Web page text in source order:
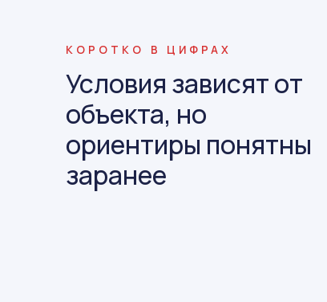
КОРОТКО В ЦИФРАХ
Условия зависят от
объекта, но
ориентиры понятны
заранее